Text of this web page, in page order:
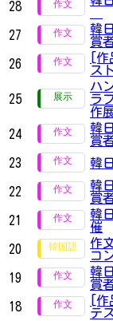
28
27
韓
賞
26
[
ス
25
ハ
ラ
作
24
韓
賞
23
韓
22
韓
賞
21
韓
催
20
作
コ
19
韓
賞
18
[
テ